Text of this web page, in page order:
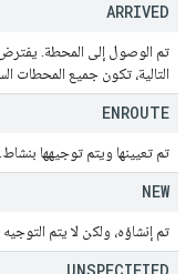
ARRIVED
تم الوصول إلى المحطة. يفترض
التالية، تكون جميع المحطات
ENROUTE
تم تعيينها ويتم توجيهها بنشاط.
NEW
تم إنشاؤه، ولكن لا يتم